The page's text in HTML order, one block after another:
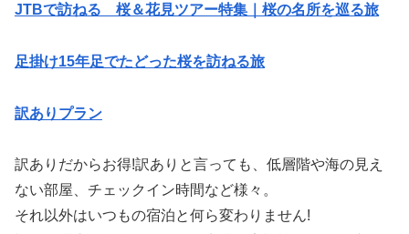
JTBで訪ねる 桜＆花見ツアー特集｜桜の名所を巡る旅
足掛け15年足でたどった桜を訪ねる旅
訳ありプラン
訳ありだからお得!訳ありと言っても、低層階や海の見え
ない部屋、チェックイン時間など様々。
それ以外はいつもの宿泊と何ら変わりません!